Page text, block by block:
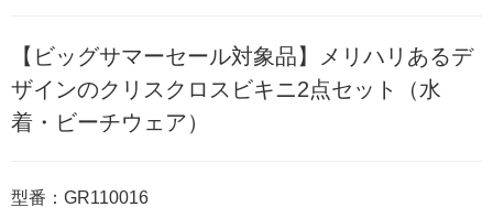
【ビッグサマーセール対象品】メリハリあるデ
ザインのクリスクロスビキニ2点セット（水
着・ビーチウェア）
型番：GR110016